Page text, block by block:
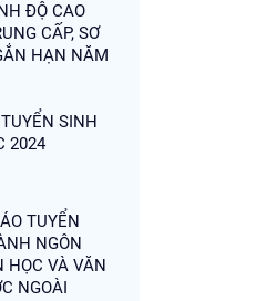
ĐỘ CAO
CẤP, SƠ
HẠN NĂM
SINH
2024
TUYỂN
NGÔN
HỌC VÀ VĂN
NGOÀI